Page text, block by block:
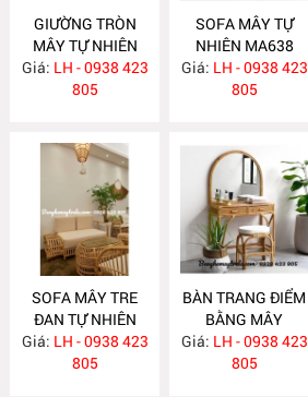
GIƯỜNG TRÒN
MÂY TỰ NHIÊN
MA652
Giá: LH - 0938 423
805
SOFA MÂY TỰ
NHIÊN MA638
Giá: LH - 0938 423
805
SOFA MÂY TRE
ĐAN TỰ NHIÊN
MA636
Giá: LH - 0938 423
805
BÀN TRANG ĐIỂM
BẰNG MÂY
MA635
Giá: LH - 0938 423
805